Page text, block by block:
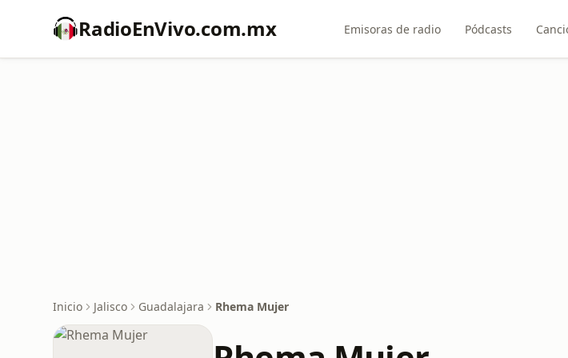
RadioEnVivo.com.mx Emisoras de radio Pódcasts
Inicio Jalisco Guadalajara Rhema Mujer